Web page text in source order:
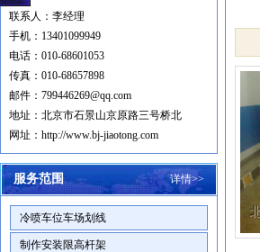
联系人：李经理
手机：13401099949
电话：010-68601053
传真：010-68657898
邮件：799446269@qq.com
地址：北京市石景山京原路三号桥北
网址：http://www.bj-jiaotong.com
详情>>
服务范围
冷喷车位车场划线
制作安装限高杆架